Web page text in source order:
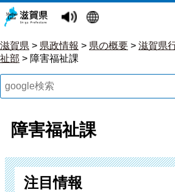
滋賀県 > 県政情報 > 県の概要 > 滋賀県
祉部 > 障害福祉課
障害福祉課
注目情報